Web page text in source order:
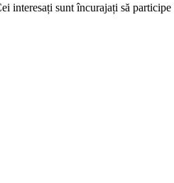
interesați sunt încurajați să